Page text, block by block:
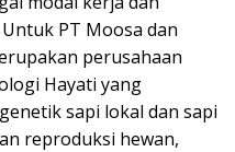
PT Moosa dan
perusahaan
Hayati yang
sapi lokal dan sapi
reproduksi hewan,